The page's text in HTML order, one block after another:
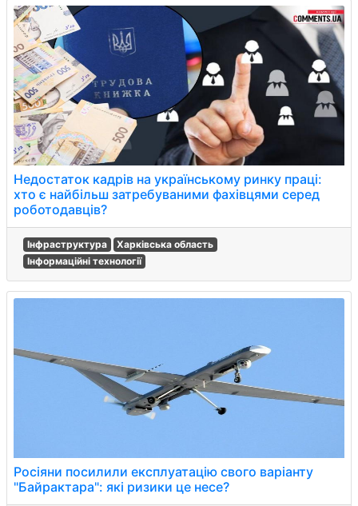
Недостаток кадрів на українському ринку праці:
хто є найбільш затребуваними фахівцями серед
роботодавців?
Інфраструктура
Харківська область
Інформаційні технології
Росіяни посилили експлуатацію свого варіанту
"Байрактара": які ризики це несе?